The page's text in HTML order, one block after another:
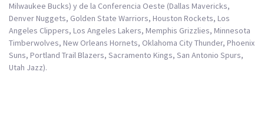
Milwaukee Bucks) y de la Conferencia Oeste (Dallas Mavericks,
Denver Nuggets, Golden State Warriors, Houston Rockets, Los
Angeles Clippers, Los Angeles Lakers, Memphis Grizzlies, Minnesota
Timberwolves, New Orleans Hornets, Oklahoma City Thunder, Phoenix
Suns, Portland Trail Blazers, Sacramento Kings, San Antonio Spurs,
Utah Jazz).